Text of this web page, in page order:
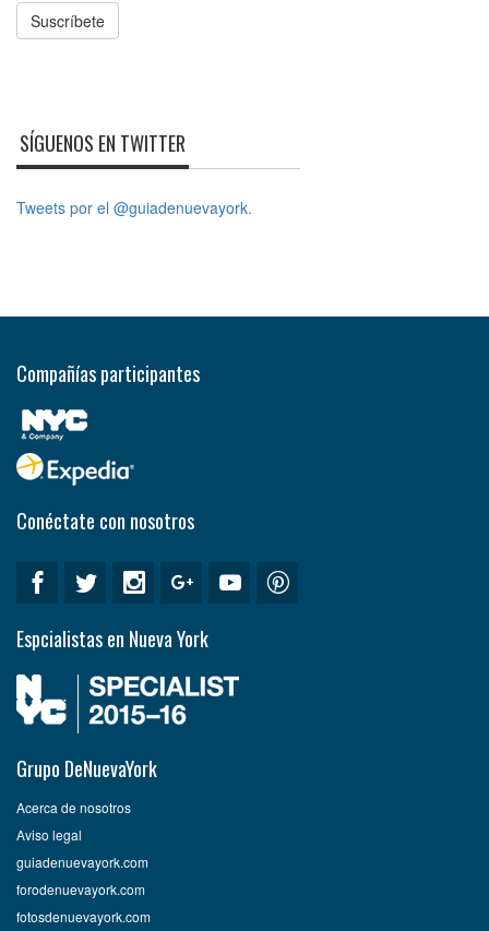
Suscríbete
SÍGUENOS EN TWITTER
Tweets por el @guiadenuevayork.
Compañías participantes
Conéctate con nosotros
Espcialistas en Nueva York
Grupo DeNuevaYork
Acerca de nosotros
Aviso legal
guiadenuevayork.com
forodenuevayork.com
fotosdenuevayork.com